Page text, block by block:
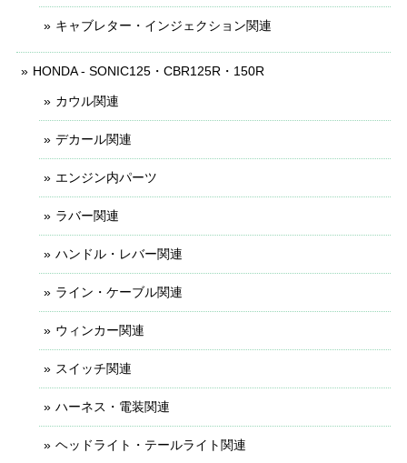
キャブレター・インジェクション関連
HONDA - SONIC125・CBR125R・150R
カウル関連
デカール関連
エンジン内パーツ
ラバー関連
ハンドル・レバー関連
ライン・ケーブル関連
ウィンカー関連
スイッチ関連
ハーネス・電装関連
ヘッドライト・テールライト関連